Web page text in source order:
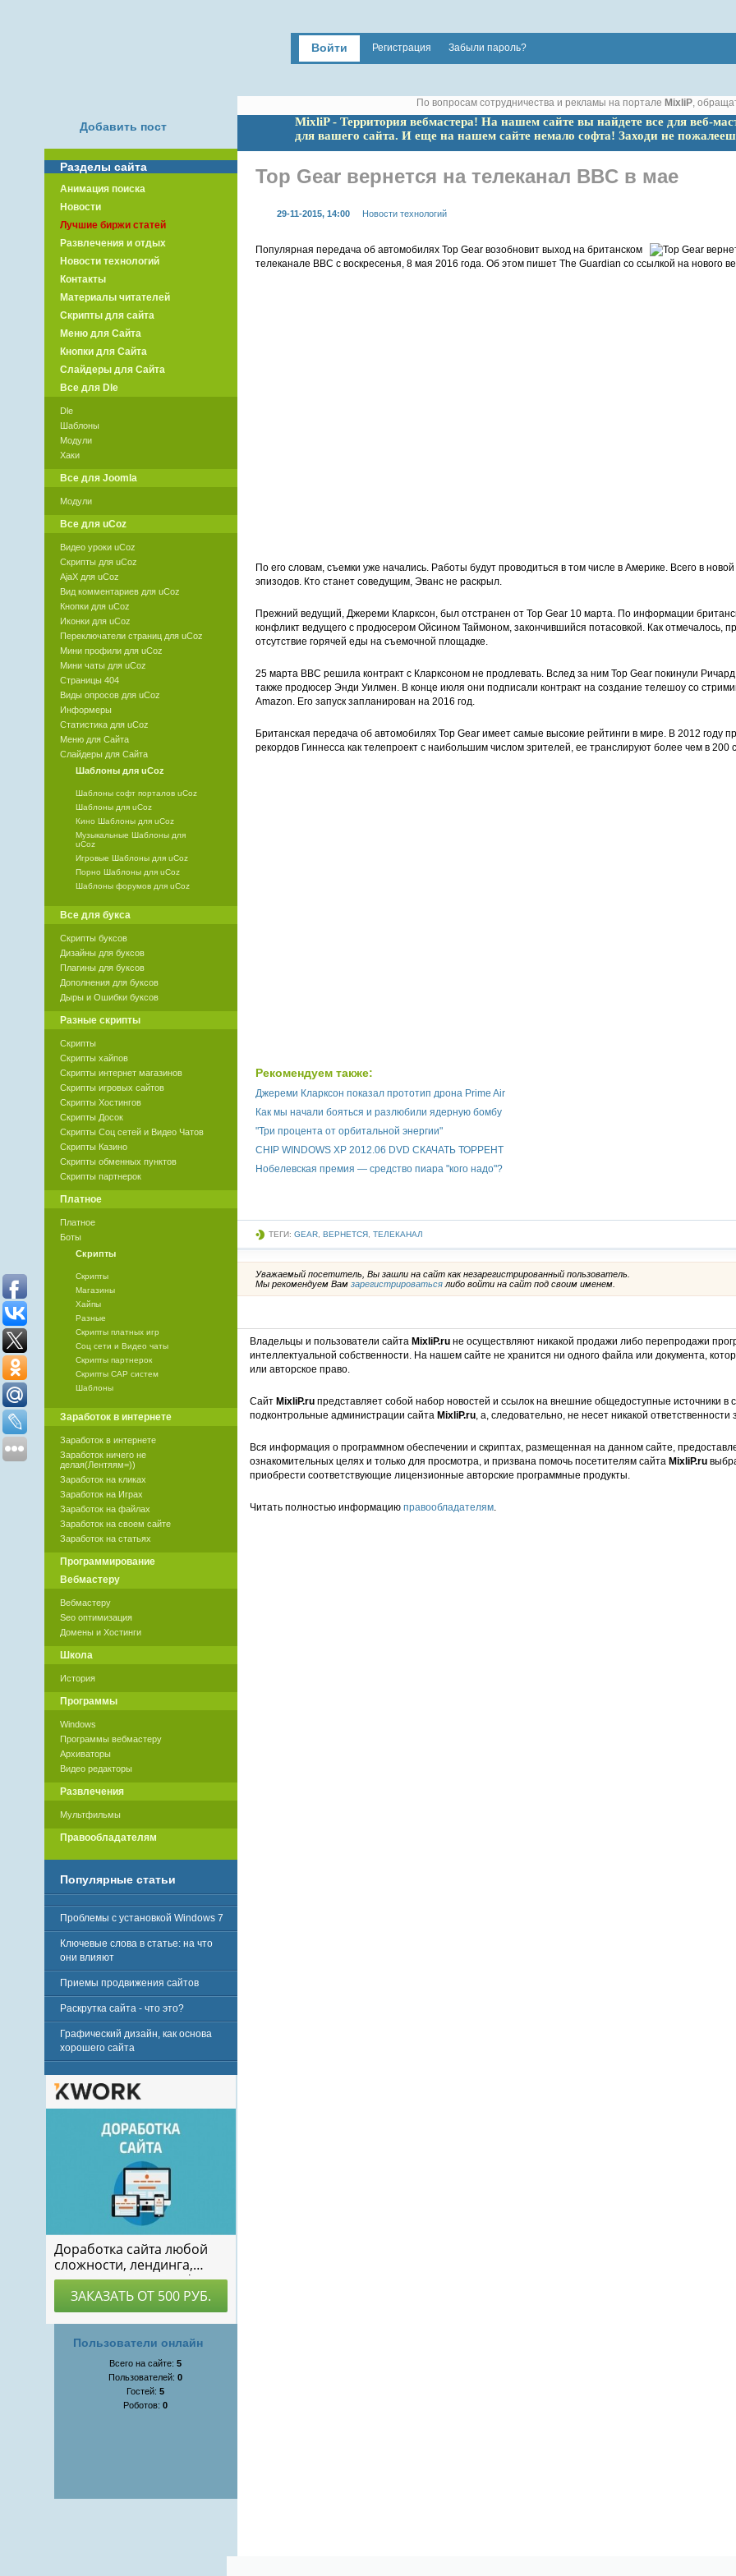
Войти Регистрация Забыли пароль?
По вопросам сотрудничества и рекламы на портале MixliP,
MixliP - Территория вебмастера! На нашем сайте вы найдете все для веб-
для вашего сайта. И еще на нашем сайте немало софта! Заходи не
Top Gear вернется на телеканал BBC в мае
29-11-2015, 14:00 Новости технологий
Популярная передача об автомобилях Top Gear возобновит выход на британском
телеканале BBC с воскресенья, 8 мая 2016 года. Об этом пишет The Guardian со ссылкой на нового
По его словам, съемки уже начались. Работы будут проводиться в том числе в Америке. Всего в
эпизодов. Кто станет соведущим, Эванс не раскрыл.
Прежний ведущий, Джереми Кларксон, был отстранен от Top Gear 10 марта. По информации
конфликт ведущего с продюсером Ойсином Таймоном, закончившийся потасовкой. Как отмечалось,
отсутствие горячей еды на съемочной площадке.
25 марта BBC решила контракт с Кларксоном не продлевать. Вслед за ним Top Gear покинули
также продюсер Энди Уилмен. В конце июля они подписали контракт на создание телешоу со
Amazon. Его запуск запланирован на 2016 год.
Британская передача об автомобилях Top Gear имеет самые высокие рейтинги в мире. В 2012 году
рекордов Гиннесса как телепроект с наибольшим числом зрителей, ее транслируют более чем в 200
Рекомендуем также:
Джереми Кларксон показал прототип дрона Prime Air
Как мы начали бояться и разлюбили ядерную бомбу
"Три процента от орбитальной энергии"
CHIP WINDOWS XP 2012.06 DVD СКАЧАТЬ ТОРРЕНТ
Нобелевская премия — средство пиара "кого надо"?
ТЕГИ: GEAR, ВЕРНЕТСЯ, ТЕЛЕКАНАЛ
Уважаемый посетитель, Вы зашли на сайт как незарегистрированный пользователь.
Мы рекомендуем Вам зарегистрироватьсялибо войти на сайт под своим именем.
Владельцы и пользователи сайта MixliP.ruне осуществляют никакой продажи либо перепродажи
интеллектуальной собственности. На нашем сайте не хранится ни одного файла или документа,
или авторское право.
Сайт MixliP.ruпредставляет собой набор новостей и ссылок на внешние общедоступные источники в
подконтрольные администрации сайта MixliP.ru, а, следовательно, не несет никакой ответственности
Вся информация о программном обеспечении и скриптах, размещенная на данном сайте,
ознакомительных целях и только для просмотра, и призвана помочь посетителям сайта MixliP.ru
приобрести соответствующие лицензионные авторские программные продукты.
Читать полностью информацию правообладателям.
Добавить пост
Разделы сайта
Анимация поиска
Новости
Лучшие биржи статей
Развлечения и отдых
Новости технологий
Контакты
Материалы читателей
Скрипты для сайта
Меню для Сайта
Кнопки для Сайта
Слайдеры для Сайта
Все для Dle
Dle
Шаблоны
Модули
Хаки
Все для Joomla
Модули
Все для uCoz
Видео уроки uCoz
Скрипты для uCoz
AjaX для uCoz
Вид комментариев для uCoz
Кнопки для uCoz
Иконки для uCoz
Переключатели страниц для uCoz
Мини профили для uCoz
Мини чаты для uCoz
Страницы 404
Виды опросов для uCoz
Информеры
Статистика для uCoz
Меню для Сайта
Слайдеры для Сайта
Шаблоны для uCoz
Шаблоны софт порталов uCoz
Шаблоны для uCoz
Кино Шаблоны для uCoz
Музыкальные Шаблоны для
uCoz
Игровые Шаблоны для uCoz
Порно Шаблоны для uCoz
Шаблоны форумов для uCoz
Все для букса
Скрипты буксов
Дизайны для буксов
Плагины для буксов
Дополнения для буксов
Дыры и Ошибки буксов
Разные скрипты
Скрипты
Скрипты хайпов
Скрипты интернет магазинов
Скрипты игровых сайтов
Скрипты Хостингов
Скрипты Досок
Скрипты Соц сетей и Видео Чатов
Скрипты Казино
Скрипты обменных пунктов
Скрипты партнерок
Платное
Платное
Боты
Скрипты
Скрипты
Магазины
Хайпы
Разные
Скрипты платных игр
Соц сети и Видео чаты
Скрипты партнерок
Скрипты САР систем
Шаблоны
Заработок в интернете
Заработок в интернете
Заработок ничего не
делая(Лентяям=))
Заработок на кликах
Заработок на Играх
Заработок на файлах
Заработок на своем сайте
Заработок на статьях
Программирование
Вебмастеру
Вебмастеру
Seo оптимизация
Домены и Хостинги
Школа
История
Программы
Windows
Программы вебмастеру
Архиваторы
Видео редакторы
Развлечения
Мультфильмы
Правообладателям
Популярные статьи
Проблемы с установкой Windows 7
Ключевые слова в статье: на что
они влияют
Приемы продвижения сайтов
Раскрутка сайта - что это?
Графический дизайн, как основа
хорошего сайта
Пользователи онлайн
Всего на сайте:5
Пользователей:0
Гостей:5
Роботов:0